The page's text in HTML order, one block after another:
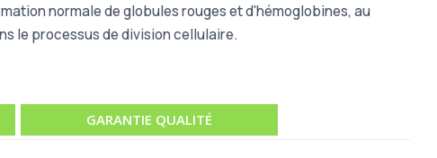
normale de globules rouges et d'hémoglobines, au
le processus de division cellulaire.
GARANTIE QUALITÉ